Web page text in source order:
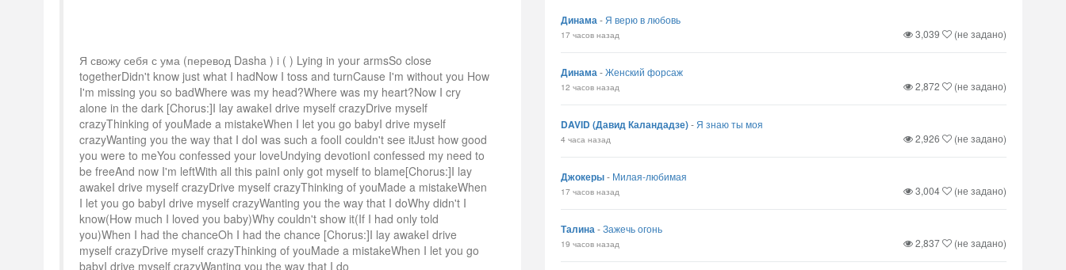
Я свожу себя с ума (перевод Dasha ) i ( ) Lying in your armsSo close
togetherDidn't know just what I hadNow I toss and turnCause I'm without you How
I'm missing you so badWhere was my head?Where was my heart?Now I cry
alone in the dark [Chorus:]I lay awakeI drive myself crazyDrive myself
crazyThinking of youMade a mistakeWhen I let you go babyI drive myself
crazyWanting you the way that I doI was such a foolI couldn't see itJust how good
you were to meYou confessed your loveUndying devotionI confessed my need to
be freeAnd now I'm leftWith all this painI only got myself to blame[Chorus:]I lay
awakeI drive myself crazyDrive myself crazyThinking of youMade a mistakeWhen
I let you go babyI drive myself crazyWanting you the way that I doWhy didn't I
know(How much I loved you baby)Why couldn't show it(If I had only told
you)When I had the chanceOh I had the chance [Chorus:]I lay awakeI drive
myself crazyDrive myself crazyThinking of youMade a mistakeWhen I let you go
babyI drive myself crazyWanting you the way that I do
Динама- Я верю в любовь
17 часов назад 3,039 (не задано)
Динама-Женский форсаж
12 часов назад 2,872 (не задано)
DAVID (Давид Каландадзе)- Я знаю ты моя
4 часа назад 2,926 (не задано)
Джокеры- Милая-любимая
17 часов назад 3,004 (не задано)
Талина-Зажечь огонь
19 часов назад 2,837 (не задано)